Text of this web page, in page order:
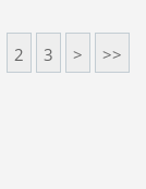
2 3 > >>